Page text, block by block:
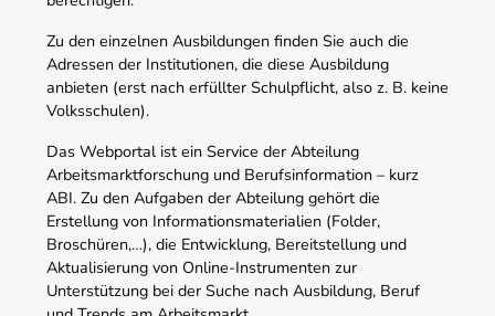
Zu den einzelnen Ausbildungen finden Sie auch die
Adressen der Institutionen, die diese Ausbildung
anbieten (erst nach erfüllter Schulpflicht, also z. B. keine
Volksschulen).
Das Webportal ist ein Service der Abteilung
Arbeitsmarktforschung und Berufsinformation – kurz
ABI. Zu den Aufgaben der Abteilung gehört die
Erstellung von Informationsmaterialien (Folder,
Broschüren,…), die Entwicklung, Bereitstellung und
Aktualisierung von Online-Instrumenten zur
Unterstützung bei der Suche nach Ausbildung, Beruf